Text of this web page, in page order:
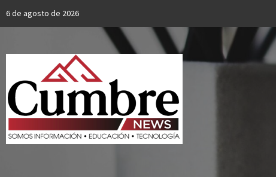
6 de agosto de 2026